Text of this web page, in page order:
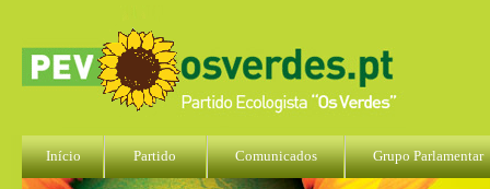
Início Partido Comunicados Grupo Parlamentar